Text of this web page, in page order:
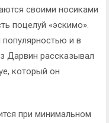
своими носиками
поцелуй «эскимо».
и в
Дарвин рассказывал
который он
при минимальном